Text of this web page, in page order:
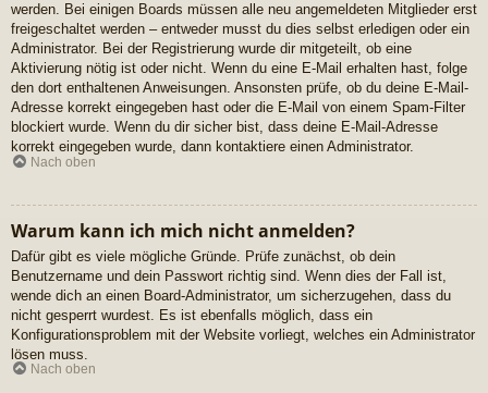
werden. Bei einigen Boards müssen alle neu angemeldeten Mitglieder erst
freigeschaltet werden – entweder musst du dies selbst erledigen oder ein
Administrator. Bei der Registrierung wurde dir mitgeteilt, ob eine
Aktivierung nötig ist oder nicht. Wenn du eine E-Mail erhalten hast, folge
den dort enthaltenen Anweisungen. Ansonsten prüfe, ob du deine E-Mail-
Adresse korrekt eingegeben hast oder die E-Mail von einem Spam-Filter
blockiert wurde. Wenn du dir sicher bist, dass deine E-Mail-Adresse
korrekt eingegeben wurde, dann kontaktiere einen Administrator.
Nach oben
Warum kann ich mich nicht anmelden?
Dafür gibt es viele mögliche Gründe. Prüfe zunächst, ob dein
Benutzername und dein Passwort richtig sind. Wenn dies der Fall ist,
wende dich an einen Board-Administrator, um sicherzugehen, dass du
nicht gesperrt wurdest. Es ist ebenfalls möglich, dass ein
Konfigurationsproblem mit der Website vorliegt, welches ein Administrator
lösen muss.
Nach oben